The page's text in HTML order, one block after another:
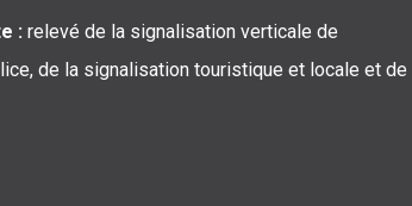
: relevé de la signalisation verticale de
de la signalisation touristique et locale et de